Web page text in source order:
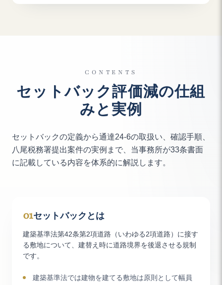
CONTENTS
セットバック評価減の仕組
みと実例
セットバックの定義から通達24-6の取扱い、確認手順、
八尾税務署提出案件の実例まで、当事務所が33条書面
に記載している内容を体系的に解説します。
01セットバックとは
建築基準法第42条第2項道路（いわゆる2項道路）に接す
る敷地について、建替え時に道路境界を後退させる規制
です。
建築基準法では建物を建てる敷地は原則として幅員